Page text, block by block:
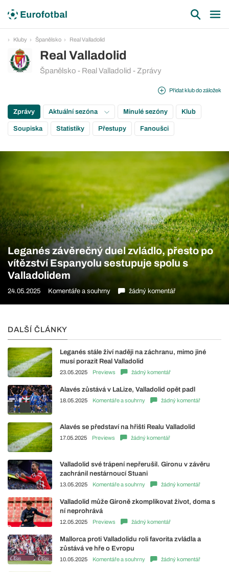
Kluby Španělsko Real Valladolid
Real Valladolid
Španělsko - Real Valladolid - Zprávy
Přidat klub do záložek
Zprávy Aktuální sezóna Minulé sezóny Klub
Soupiska Statistiky Přestupy Fanoušci
Leganés závěrečný duel zvládlo, přesto po
vítězství Espanyolu sestupuje spolu s
Valladolidem
24.05.2025 Komentáře a souhrny žádný komentář
DALŠÍ ČLÁNKY
Leganés stále živí naději na záchranu, mimo jiné
musí porazit Real Valladolid
23.05.2025 Previews žádný komentář
Alavés zůstává v LaLize, Valladolid opět padl
18.05.2025 Komentáře a souhrny žádný komentář
Alavés se představí na hřišti Realu Valladolid
17.05.2025 Previews žádný komentář
Valladolid své trápení nepřerušil. Gironu v závěru
zachránil nestárnoucí Stuani
13.05.2025 Komentáře a souhrny žádný komentář
Valladolid může Gironě zkomplikovat život, doma s
ní neprohrává
12.05.2025 Previews žádný komentář
Mallorca proti Valladolidu roli favorita zvládla a
zůstává ve hře o Evropu
10.05.2025 Komentáře a souhrny žádný komentář